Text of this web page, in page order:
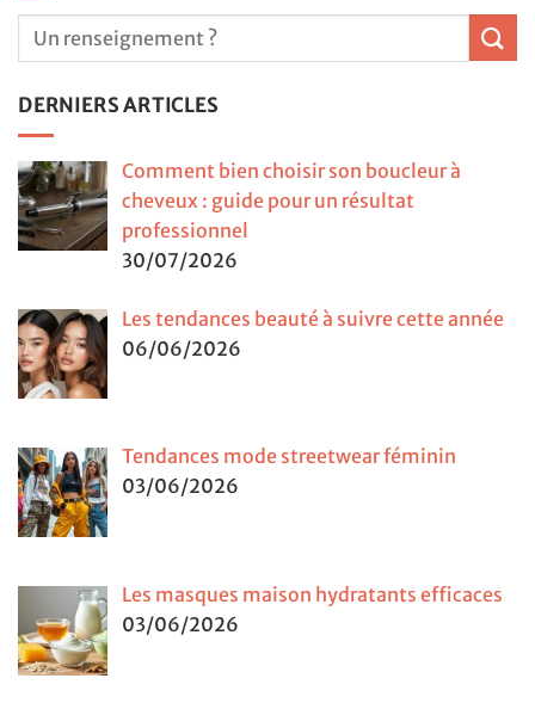
DERNIERS ARTICLES
Comment bien choisir son boucleur à
cheveux : guide pour un résultat
professionnel
30/07/2026
Les tendances beauté à suivre cette année
06/06/2026
Tendances mode streetwear féminin
03/06/2026
Les masques maison hydratants efficaces
03/06/2026